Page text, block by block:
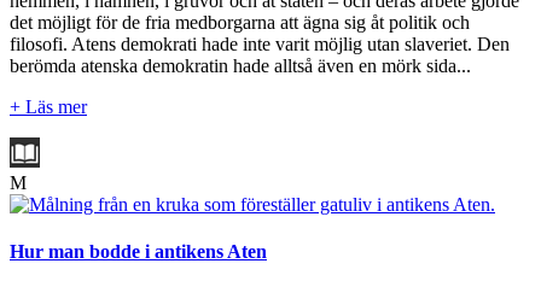
det möjligt för de fria medborgarna att ägna sig åt politik och
filosofi. Atens demokrati hade inte varit möjlig utan slaveriet. Den
berömda atenska demokratin hade alltså även en mörk sida...
+ Läs mer
M
Hur man bodde i antikens Aten